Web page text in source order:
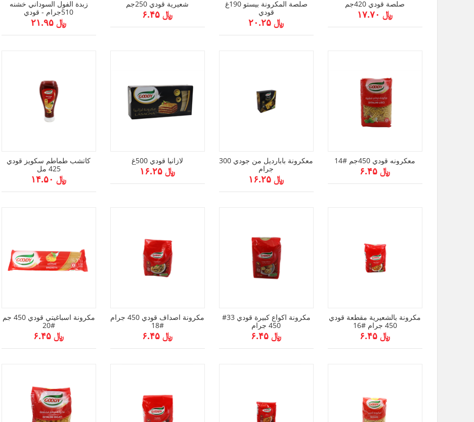
زبدة الفول السوداني خشنه
510جرام - قودي
﷼ ۲۱.۹۵
شعيرية قودي 250جم
﷼ ۶.۴۵
صلصة المكرونة بيستو 190غ
قودي
﷼ ۲۰.۲۵
صلصة قودي 420جم
﷼ ۱۷.۷۰
كاتشب طماطم سكويز قودي
425 مل
﷼ ۱۴.۵۰
لازانيا قودي 500غ
﷼ ۱۶.۲۵
معكرونة بابارديل من جودي 300
جرام
﷼ ۱۶.۲۵
معكرونه قودي 450جم #14
﷼ ۶.۴۵
مكرونة اسباغيتي قودي 450 جم
#20
﷼ ۶.۴۵
مكرونة اصداف قودي 450 جرام
#18
﷼ ۶.۴۵
مكرونة اكواع كبيرة قودي 33#
450 جرام
﷼ ۶.۴۵
مكرونة بالشعيرية مقطعة قودي
450 جرام #16
﷼ ۶.۴۵